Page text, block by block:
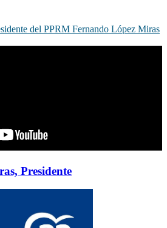
del PPRM Fernando López Miras
Presidente